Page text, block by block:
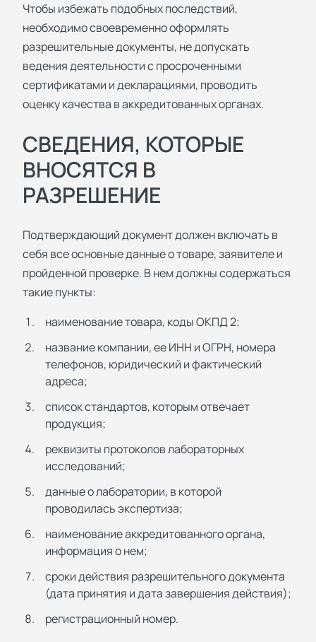
Чтобы избежать подобных последствий,
необходимо своевременно оформлять
разрешительные документы, не допускать
ведения деятельности с просроченными
сертификатами и декларациями, проводить
оценку качества в аккредитованных органах.
СВЕДЕНИЯ, КОТОРЫЕ
ВНОСЯТСЯ В
РАЗРЕШЕНИЕ
Подтверждающий документ должен включать в
себя все основные данные о товаре, заявителе и
пройденной проверке. В нем должны содержаться
такие пункты:
наименование товара, коды ОКПД 2;
название компании, ее ИНН и ОГРН, номера
телефонов, юридический и фактический
адреса;
список стандартов, которым отвечает
продукция;
реквизиты протоколов лабораторных
исследований;
данные о лаборатории, в которой
проводилась экспертиза;
наименование аккредитованного органа,
информация о нем;
сроки действия разрешительного документа
(дата принятия и дата завершения действия);
регистрационный номер.